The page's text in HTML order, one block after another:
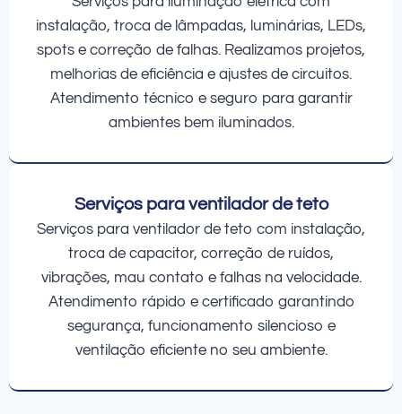
instalação, troca de lâmpadas, luminárias, LEDs,
spots e correção de falhas. Realizamos projetos,
melhorias de eficiência e ajustes de circuitos.
Atendimento técnico e seguro para garantir
ambientes bem iluminados.
Serviços para ventilador de teto
Serviços para ventilador de teto com instalação,
troca de capacitor, correção de ruídos,
vibrações, mau contato e falhas na velocidade.
Atendimento rápido e certificado garantindo
segurança, funcionamento silencioso e
ventilação eficiente no seu ambiente.